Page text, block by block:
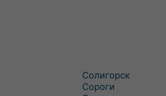
Солигорск
Сороги